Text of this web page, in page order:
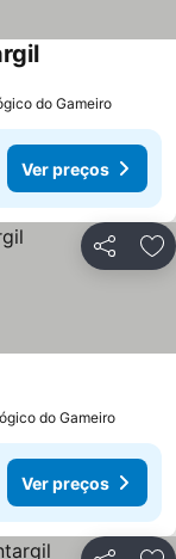
Ver preços
do Gameiro
Ver preços
Partilhar
do Gameiro
Ver preços